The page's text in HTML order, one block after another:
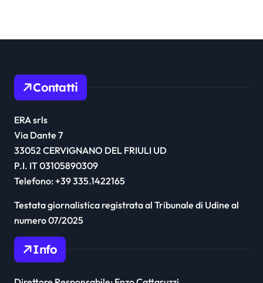
Contatti
ERA srls
Via Dante 7
33052 CERVIGNANO DEL FRIULI UD
P.I. IT 03105890309
Telefono: +39 335.1422165
Testata giornalistica registrata al Tribunale di Udine al
numero 07/2025
Info